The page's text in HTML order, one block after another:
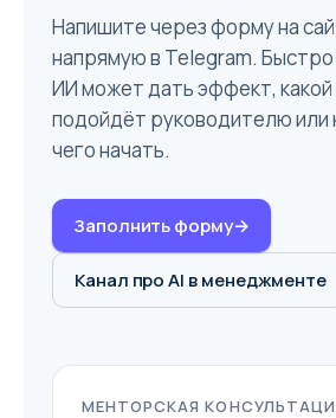
Напишите через форму на
напрямую в Telegram.
ИИ может дать эффект,
подойдёт руководителю или
чего начать.
Заполнить форму→
Канал про AI в менеджменте
МЕНТОРСКАЯ